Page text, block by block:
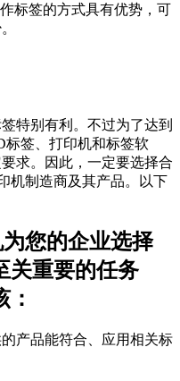
标签的方式具有优势，可
特别有利。不过为了达到
标签、打印机和标签软
求。因此，一定要选择合
机制造商及其产品。以下
产品能符合、应用相关标